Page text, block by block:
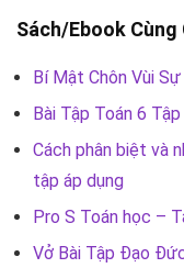
Sách/Ebook Cùng
Bí Mật Chôn Vùi
Bài Tập Toán 6 Tập
Cách phân biệt và
tập áp dụng
Pro S Toán học –
Vở Bài Tập Đạo